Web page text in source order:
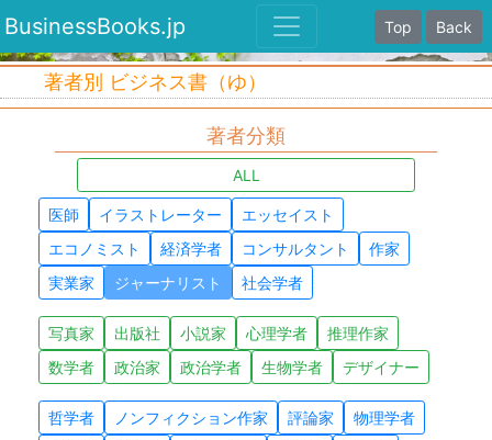
BusinessBooks.jp Top Back
著者別 ビジネス書（ゆ）
著者分類
ALL
医師 イラストレーター
エッセイスト
エコノミスト
経済学者 コンサルタント
作家
実業家
ジャーナリスト 社会学者
写真家 出版社 小説家 心理学者
推理作家
数学者
政治家 政治学者 生物学者 デザイナー
哲学者 ノンフィクション作家 評論家
物理学者